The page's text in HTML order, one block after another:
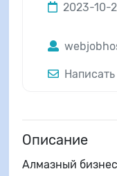
2023-10-
Описание
Алмазный